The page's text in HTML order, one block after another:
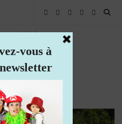
de Kaliam
nous dans le monde